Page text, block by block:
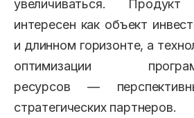
увеличиваться.
интересен как объект
и длинном горизонте, а
оптимизации
ресурсов —
стратегических партнеров.